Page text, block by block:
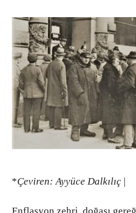
*Çeviren: Ayyüce Dalkılıç